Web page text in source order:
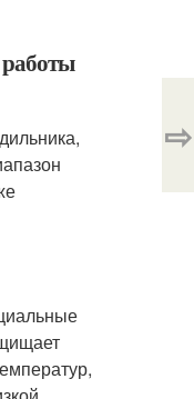
работы
⇨